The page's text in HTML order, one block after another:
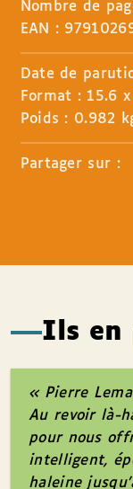
Nombre de
EAN :
Date de
Format : 15.6
Poids : 0.982
Partager sur :
Ils en
« Pierre
Au revoir là-
pour nous
intelligent,
haleine